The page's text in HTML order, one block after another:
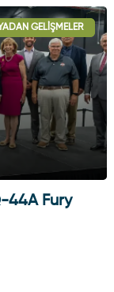
HAVA HABERLERI
GELIŞMELER
44A Fury